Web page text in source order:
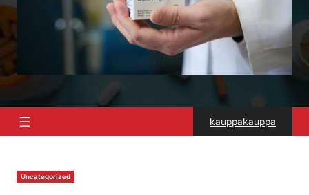
kauppakauppa
Uncategorized